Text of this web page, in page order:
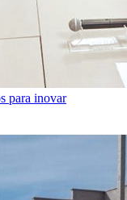
para inovar